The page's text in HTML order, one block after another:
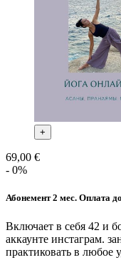
+
69,00 €
- 0%
Абонемент 2 мес. Оплата
Включает в себя 42 и
аккаунте инстаграм.
практиковать в любое